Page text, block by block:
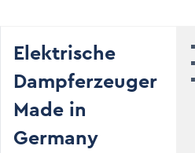
Elektrische
Dampferzeuger
Made in
Germany